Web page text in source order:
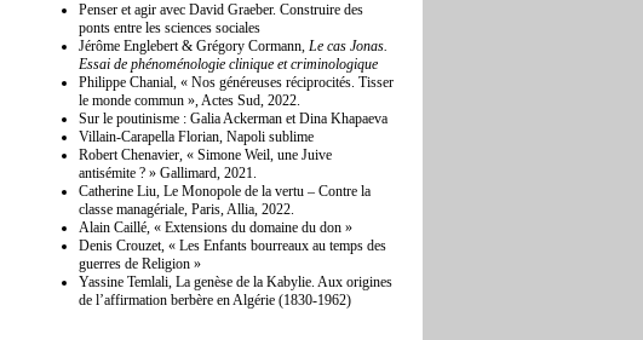
Penser et agir avec David Graeber. Construire des
ponts entre les sciences sociales
Jérôme Englebert & Grégory Cormann, Le cas Jonas.
Essai de phénoménologie clinique et criminologique
Philippe Chanial, « Nos généreuses réciprocités. Tisser
le monde commun », Actes Sud, 2022.
Sur le poutinisme : Galia Ackerman et Dina Khapaeva
Villain-Carapella Florian, Napoli sublime
Robert Chenavier, « Simone Weil, une Juive
antisémite ? » Gallimard, 2021.
Catherine Liu, Le Monopole de la vertu – Contre la
classe managériale, Paris, Allia, 2022.
Alain Caillé, « Extensions du domaine du don »
Denis Crouzet, « Les Enfants bourreaux au temps des
guerres de Religion »
Yassine Temlali, La genèse de la Kabylie. Aux origines
de l’affirmation berbère en Algérie (1830-1962)